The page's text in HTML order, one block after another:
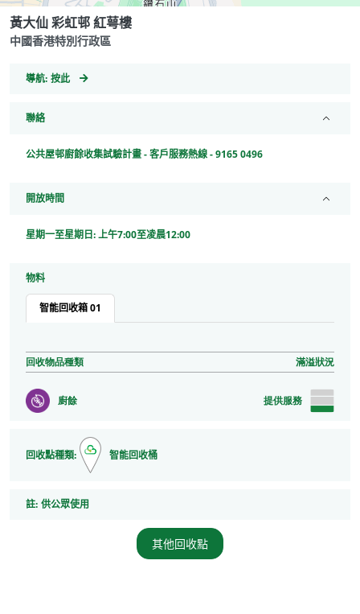
中國香港特別行政區
黃大仙 彩虹邨 紅萼樓
導航: GeoCoordinates
按此
聯絡
公共屋邨廚餘收集試驗計畫 - 客戶服務熱線 - 9165 0496
開放時間
星期一至星期日: 上午7:00至凌晨12:00
物料
智能回收箱 01
回收物品種類 滿溢狀況
廚餘 提供服務
回收點種類: 智能回收桶
註: 註
供公眾使用
其他回收點